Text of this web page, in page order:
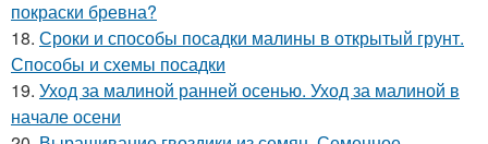
покраски бревна?
18. Сроки и способы посадки малины в открытый грунт.
Способы и схемы посадки
19. Уход за малиной ранней осенью. Уход за малиной в
начале осени